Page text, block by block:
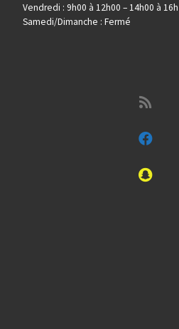
Vendredi : 9h00 à 12h00 – 14h00 à 16h
Samedi/Dimanche : Fermé